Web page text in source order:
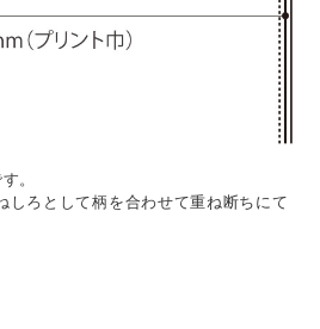
。
しろとして柄を合わせて重ね断ちにて